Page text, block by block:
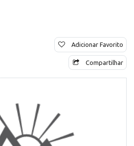
Adicionar Favorito
Compartilhar